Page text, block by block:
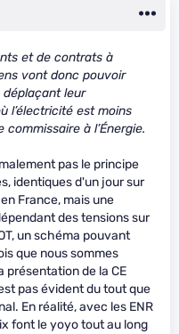
et de contrats à
vont donc pouvoir
déplaçant leur
l’électricité est moins
à l’Énergie.
pas le principe
identiques d'un jour sur
France, mais une
des tensions sur
un schéma pouvant
que nous sommes
présentation de la CE
pas évident du tout que
En réalité, avec les ENR
font le yoyo tout au long